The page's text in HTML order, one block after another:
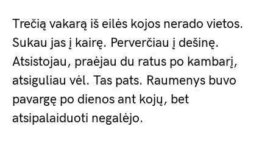
Trečią vakarą iš eilės kojos nerado vietos.
Sukau jas į kairę. Perverčiau į dešinę.
Atsistojau, praėjau du ratus po kambarį,
atsiguliau vėl. Tas pats. Raumenys buvo
pavargę po dienos ant kojų, bet
atsipalaiduoti negalėjo.